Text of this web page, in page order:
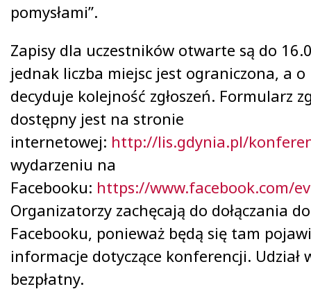
pomysłami”.
Zapisy dla uczestników otwarte są do
jednak liczba miejsc jest ograniczona, a
decyduje kolejność zgłoszeń. Formularz
dostępny jest na stronie
internetowej: http://lis.gdynia.pl/
wydarzeniu na
Facebooku: https://www.facebook.com/
Organizatorzy zachęcają do dołączania
Facebooku, ponieważ będą się tam
informacje dotyczące konferencji. Udział
bezpłatny.